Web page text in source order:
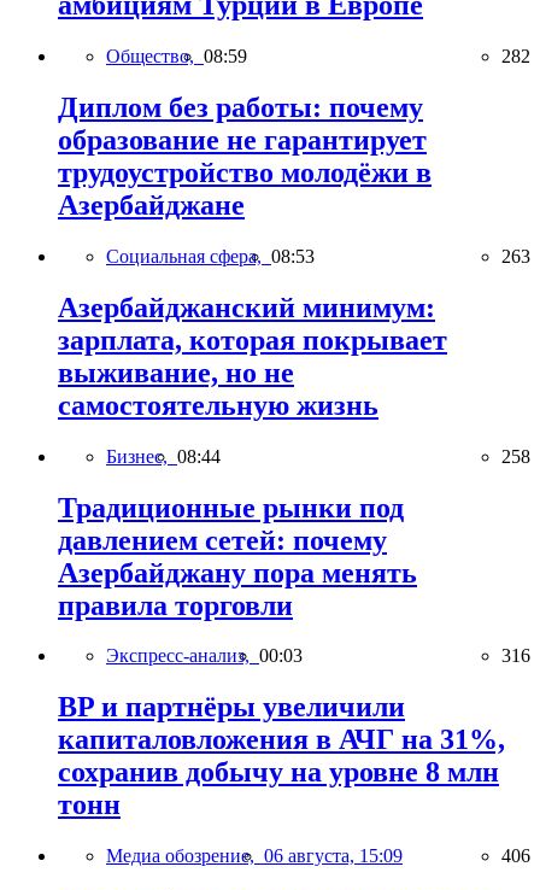
Общество, 08:59 282
Диплом без работы: почему
образование не гарантирует
трудоустройство молодёжи в
Азербайджане
Социальная сфера, 08:53 263
Азербайджанский минимум:
зарплата, которая покрывает
выживание, но не
самостоятельную жизнь
Бизнес, 08:44 258
Традиционные рынки под
давлением сетей: почему
Азербайджану пора менять
правила торговли
Экспресс-анализ, 00:03 316
BP и партнёры увеличили
капиталовложения в АЧГ на 31%,
сохранив добычу на уровне 8 млн
тонн
Медиа обозрение, 06 августа, 15:09 406